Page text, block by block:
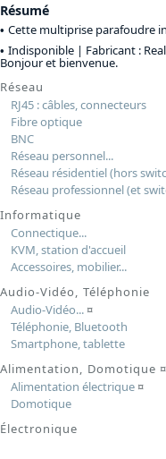
Résumé
Cette multiprise parafoudre
Indisponible | Fabricant :
Bonjour et bienvenue.
Réseau
RJ45 : câbles, connecteurs
Fibre optique
BNC
Réseau personnel...
Réseau résidentiel (hors
Réseau professionnel (et
Informatique
Connectique...
KVM, station d'accueil
Accessoires, mobilier...
Audio-Vidéo, Téléphonie
Audio-Vidéo...¤
Téléphonie, Bluetooth
Smartphone, tablette
Alimentation, Domotique ¤
Alimentation électrique¤
Domotique
Électronique